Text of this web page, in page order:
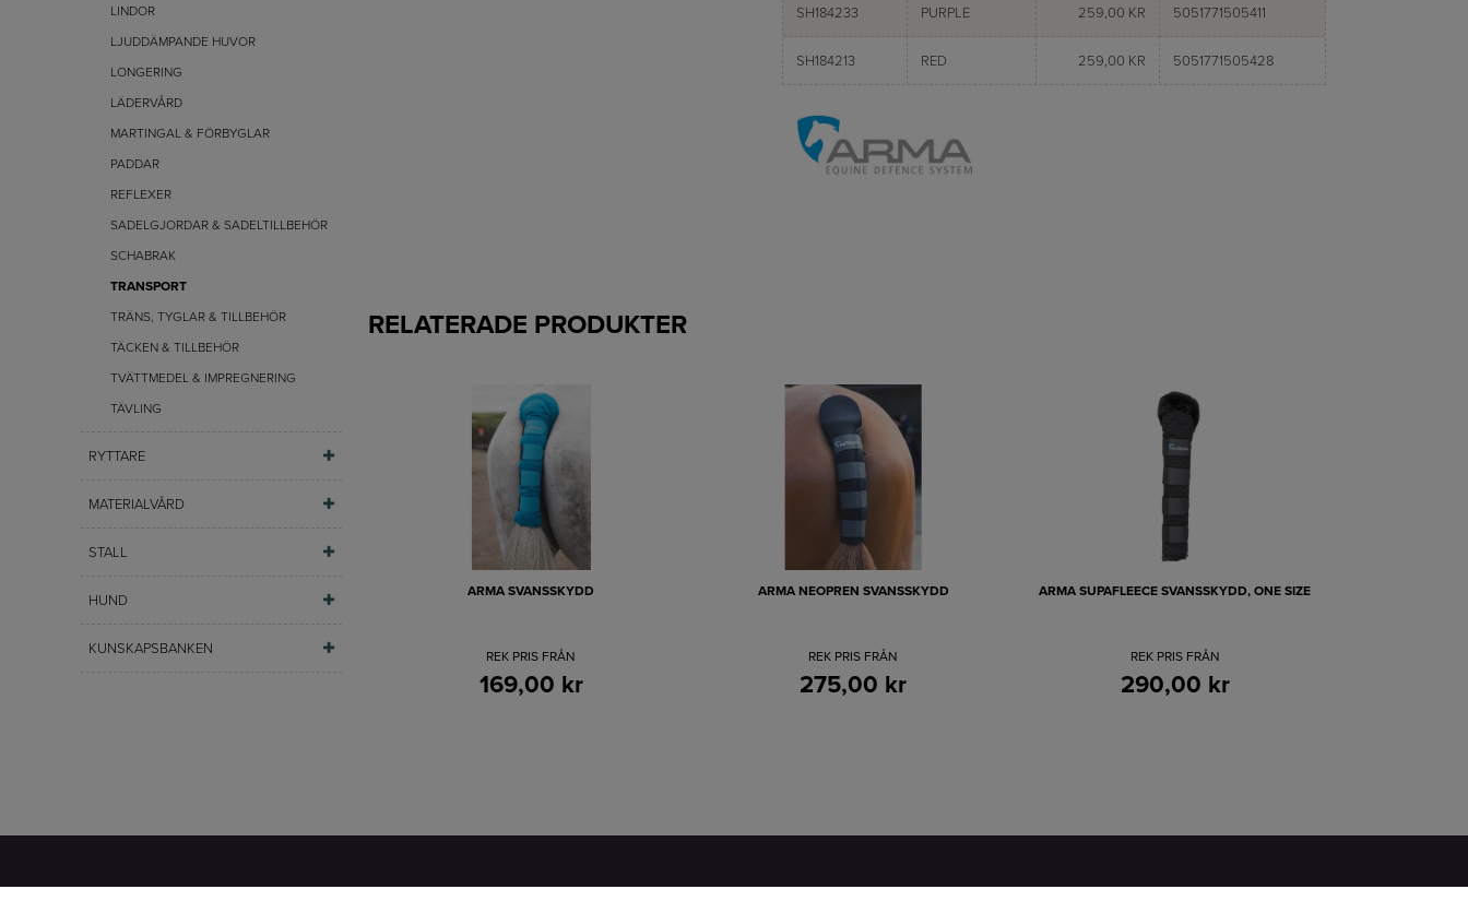
LINDOR
LJUDDÄMPANDE HUVOR
LONGERING
LÄDERVÅRD
MARTINGAL & FÖRBYGLAR
PADDAR
REFLEXER
SADELGJORDAR & SADELTILLBEHÖR
SCHABRAK
TRANSPORT
TRÄNS, TYGLAR & TILLBEHÖR
TÄCKEN & TILLBEHÖR
TVÄTTMEDEL & IMPREGNERING
TÄVLING
RYTTARE
MATERIALVÅRD
STALL
HUND
KUNSKAPSBANKEN
SH184233 PURPLE 259,00 KR 5051771505411
SH184213 RED 259,00 KR 5051771505428
RELATERADE PRODUKTER
ARMA SVANSSKYDD
REK PRIS FRÅN
169,00 kr
ARMA NEOPREN SVANSSKYDD
REK PRIS FRÅN
275,00 kr
ARMA SUPAFLEECE SVANSSKYDD, ONE SIZE
REK PRIS FRÅN
290,00 kr